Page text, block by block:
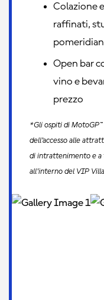
Colazione
raffinati,
Open bar
vino e
prezzo
*Gli ospiti di
dell'accesso alle
di intrattenimento e
all'interno del VIP